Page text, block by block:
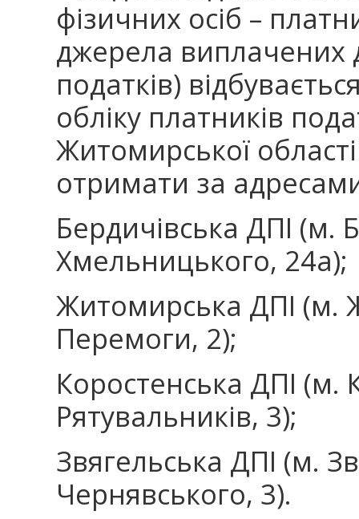
фізичних осіб –
джерела виплачених
податків)
обліку платників
Житомирської
отримати за
Бердичівська ДПІ (м.
Хмельницького, 24а);
Житомирська ДПІ (м.
Перемоги, 2);
Коростенська ДПІ (м.
Рятувальників, 3);
Звягельська ДПІ (м.
Чернявського, 3).